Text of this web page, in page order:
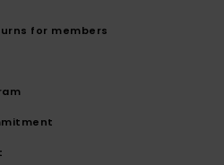
for members